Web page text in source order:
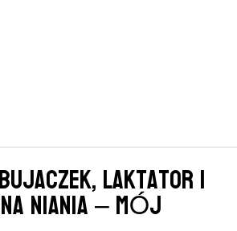
laktator i
niania – MÓJ